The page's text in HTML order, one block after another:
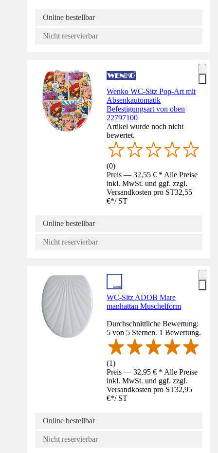
Online bestellbar
Nicht reservierbar
Wenko WC-Sitz Pop-Art mit
Absenkautomatik
Befestigungsart von oben
22797100
Artikel wurde noch nicht
bewertet.
(0)
Preis — 32,55 € * Alle Preise
inkl. MwSt. und ggf. zzgl.
Versandkosten pro ST32,55
€*/ ST
Online bestellbar
Nicht reservierbar
WC-Sitz ADOB Mare
manhattan Muschelform
Durchschnittliche Bewertung:
5 von 5 Sternen. 1 Bewertung.
(1)
Preis — 32,95 € * Alle Preise
inkl. MwSt. und ggf. zzgl.
Versandkosten pro ST32,95
€*/ ST
Online bestellbar
Nicht reservierbar